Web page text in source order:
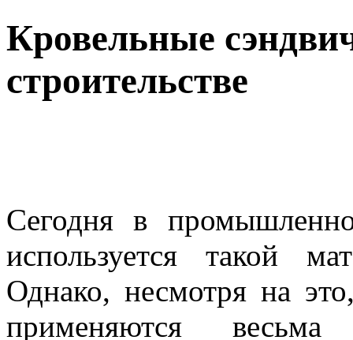
Кровельные
строительстве
Сегодня в
используется такой
Однако, несмотря на
применяются весьма